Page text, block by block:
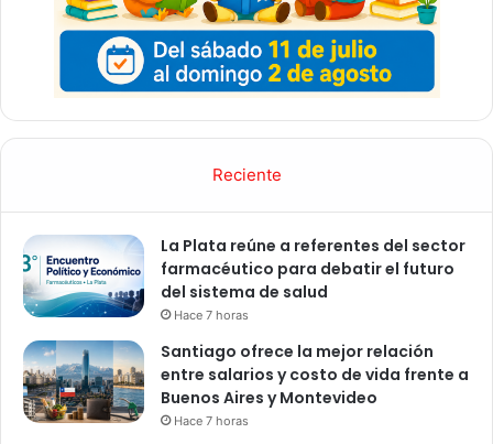
Reciente
La Plata reúne a referentes del sector
farmacéutico para debatir el futuro
del sistema de salud
Hace 7 horas
Santiago ofrece la mejor relación
entre salarios y costo de vida frente a
Buenos Aires y Montevideo
Hace 7 horas